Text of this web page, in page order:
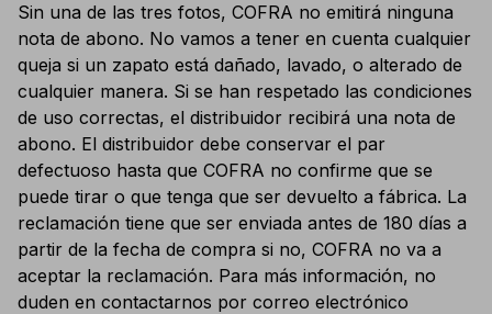
Sin una de las tres fotos, COFRA no emitirá ninguna
nota de abono. No vamos a tener en cuenta cualquier
queja si un zapato está dañado, lavado, o alterado de
cualquier manera. Si se han respetado las condiciones
de uso correctas, el distribuidor recibirá una nota de
abono. El distribuidor debe conservar el par
defectuoso hasta que COFRA no confirme que se
puede tirar o que tenga que ser devuelto a fábrica. La
reclamación tiene que ser enviada antes de 180 días a
partir de la fecha de compra si no, COFRA no va a
aceptar la reclamación. Para más información, no
duden en contactarnos por correo electrónico